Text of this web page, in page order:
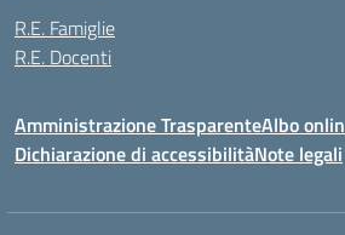
R.E. Famiglie
R.E. Docenti
Amministrazione TrasparenteAlbo
Dichiarazione di accessibilitàNote legali